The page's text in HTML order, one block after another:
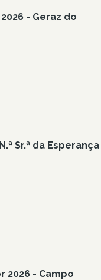
- Geraz do
Sr.ª da Esperança
2026 - Campo